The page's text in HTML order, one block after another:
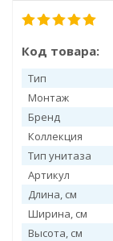
Код товара:
Тип
Монтаж
Бренд
Коллекция
Тип унитаза
Артикул
Длина, см
Ширина, см
Высота, см